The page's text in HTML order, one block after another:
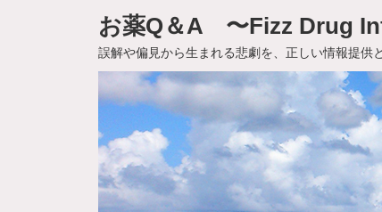
お薬Q＆A 〜Fizz Drug
誤解や偏見から生まれる悲劇を、正しい情報提供